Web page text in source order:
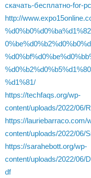
скачать-бесплатно-for-
http://
%d1%81/
https://techfaqs.org/wp-
content/uploads/2022/06/
https://lauriebarraco.com/
content/uploads/2022/06/
https://sarahebott.org/wp-
content/uploads/2022/06/
df